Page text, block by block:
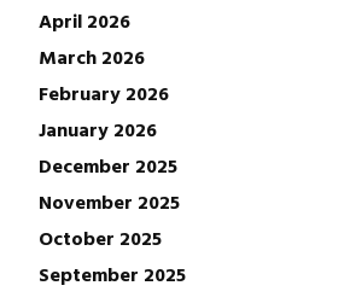
April 2026
March 2026
February 2026
January 2026
December 2025
November 2025
October 2025
September 2025